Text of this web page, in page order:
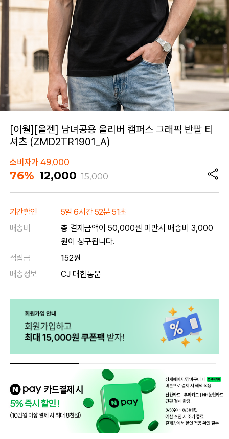
[이월][올젠] 남녀공용 올리버 캠퍼스 그래픽 반팔 티
셔츠 (ZMD2TR1901_A)
소비자가49,000
76% 12,000 15,000
기간할인
5일 6시간 52분 51초
배송비
총 결제금액이 50,000원 미만시 배송비 3,000
원이 청구됩니다.
적립금
152원
배송정보
CJ 대한통운